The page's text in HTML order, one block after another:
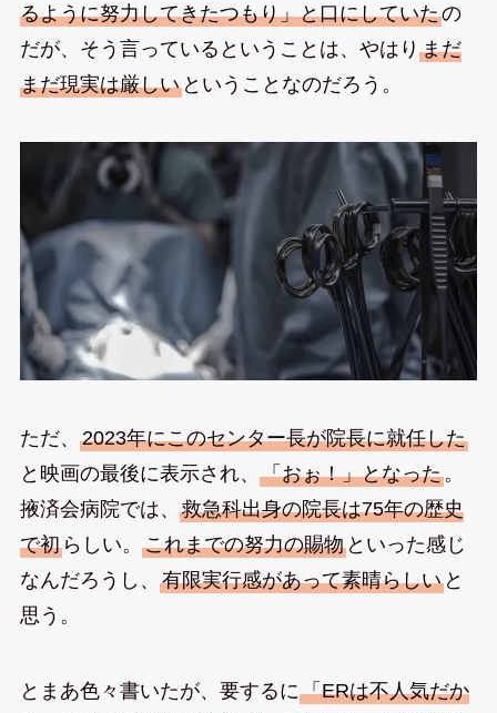
るように努力してきたつもり」と口にしていたの
だが、そう言っているということは、やはり まだ
まだ現実は厳しいということなのだろう。
ただ、 2023年にこのセンター長が院長に就任した
と映画の最後に表示され、 「おぉ！」となった。
掖済会病院では、 救急科出身の院長は75年の歴史
で初らしい。 これまでの努力の賜物といった感じ
なんだろうし、 有限実行感があって素晴らしいと
思う。
とまあ色々書いたが、要するに「ERは不人気だか